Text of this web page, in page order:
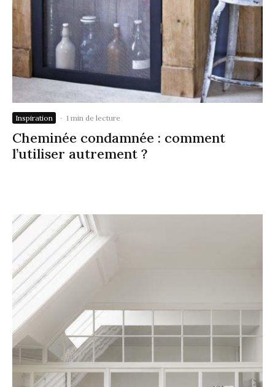
Inspiration · 1 min de lecture
Cheminée condamnée : comment
l’utiliser autrement ?